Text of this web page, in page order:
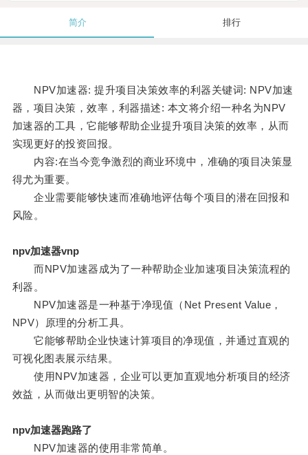
简介 排行
NPV加速器: 提升项目决策效率的利器关键词: NPV加速
器，项目决策，效率，利器描述: 本文将介绍一种名为NPV
加速器的工具，它能够帮助企业提升项目决策的效率，从而
实现更好的投资回报。
内容:在当今竞争激烈的商业环境中，准确的项目决策显
得尤为重要。
企业需要能够快速而准确地评估每个项目的潜在回报和
风险。
npv加速器vnp
而NPV加速器成为了一种帮助企业加速项目决策流程的
利器。
NPV加速器是一种基于净现值（Net Present Value，
NPV）原理的分析工具。
它能够帮助企业快速计算项目的净现值，并通过直观的
可视化图表展示结果。
使用NPV加速器，企业可以更加直观地分析项目的经济
效益，从而做出更明智的决策。
npv加速器跑路了
NPV加速器的使用非常简单。